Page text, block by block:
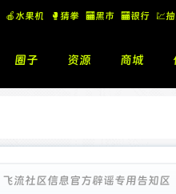
🍎水果机 🥊猜拳 🏧黑市 🏧银行 💹
圈子 资源 商城
飞流社区信息官方辟谣专用告知区